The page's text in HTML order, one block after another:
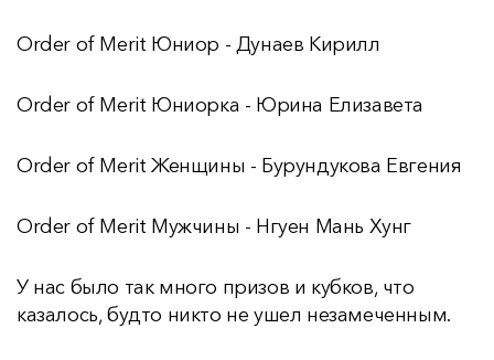
Order of Merit Юниор - Дунаев Кирилл
Order of Merit Юниорка - Юрина Елизавета
Order of Merit Женщины - Бурундукова Евгения
Order of Merit Мужчины - Нгуен Мань Хунг
У нас было так много призов и кубков, что
казалось, будто никто не ушел незамеченным.